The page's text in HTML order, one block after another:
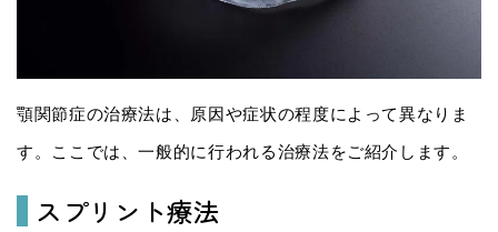
顎関節症の治療法は、原因や症状の程度によって異なりま
す。ここでは、一般的に行われる治療法をご紹介します。
スプリント療法